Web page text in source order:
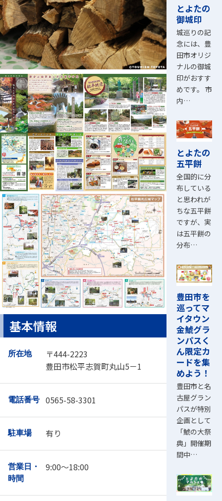
基本情報
所在地
〒444-2223
豊田市松平志賀町丸山5－1
電話番号 0565-58-3301
駐車場 有り
営業日・
時間
9:00～18:00
とよたの
御城印
城巡りの記
念には、豊
田市オリジ
ナルの御城
印がおすす
めです。 市
内…
とよたの
五平餅
全国的に分
布している
と思われが
ちな五平餅
ですが、実
は五平餅の
分布…
豊田市を
巡ってマ
イタウン
金鯱グラ
ンパスく
ん限定カ
ードを集
めよう！
豊田市と名
古屋グラン
パスが特別
企画として
「鯱の大祭
典」開催期
間中…